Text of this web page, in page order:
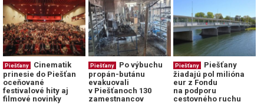
Piešťany
Cinematik
prinesie do Piešťan
oceňované
festivalové hity aj
filmové novinky
Piešťany
Po výbuchu
propán-butánu
evakuovali
v Piešťanoch 130
zamestnancov
Piešťany
Piešťany
žiadajú pol milióna
eur z Fondu
na podporu
cestovného ruchu